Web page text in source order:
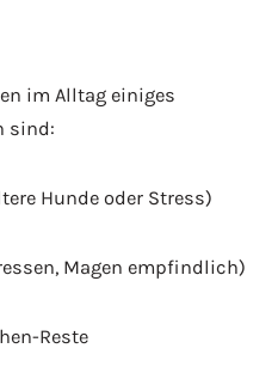
im Alltag einiges
sind:
Hunde oder Stress)
Magen empfindlich)
Reste